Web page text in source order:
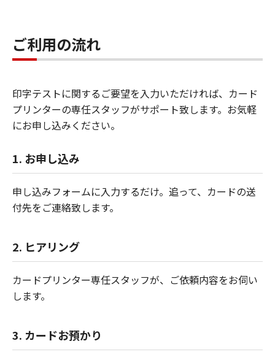
ご利用の流れ
印字テストに関するご要望を入力いただければ、カード
プリンターの専任スタッフがサポート致します。お気軽
にお申し込みください。
1. お申し込み
申し込みフォームに入力するだけ。追って、カードの送
付先をご連絡致します。
2. ヒアリング
カードプリンター専任スタッフが、ご依頼内容をお伺い
します。
3. カードお預かり